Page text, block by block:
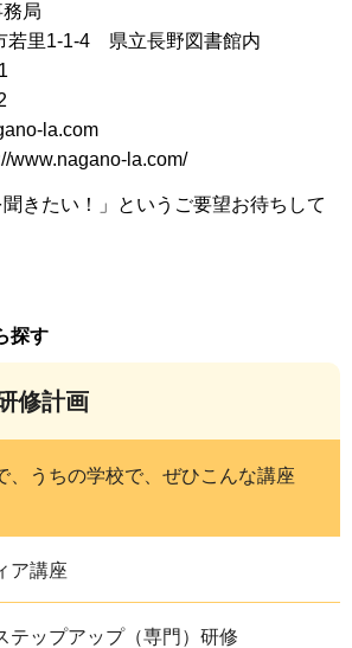
局
里1-1-4 県立長野図書館内
la.com
www.nagano-la.com/
聞きたい！」というご要望お待ちして
探す
修計画
、うちの学校で、ぜひこんな講座
ア講座
テップアップ（専門）研修